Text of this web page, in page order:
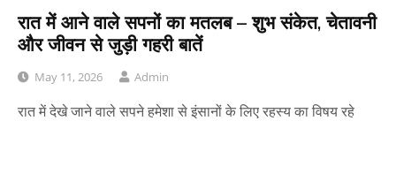
रात में आने वाले सपनों का मतलब – शुभ संकेत, चेतावनी
और जीवन से जुड़ी गहरी बातें
May 11, 2026 Admin
रात में देखे जाने वाले सपने हमेशा से इंसानों के लिए रहस्य का विषय रहे